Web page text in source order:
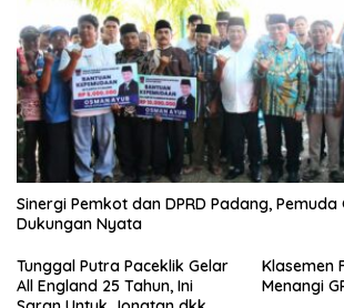
Sinergi Pemkot dan DPRD Padang,
Dukungan Nyata
Tunggal Putra Paceklik Gelar
All England 25 Tahun, Ini
Klasemen
Menangi